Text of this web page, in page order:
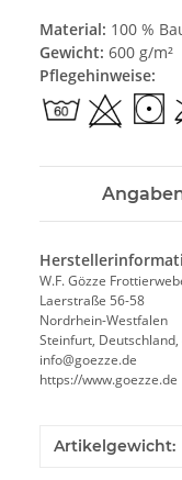
Material: 100 %
Gewicht: 600 g/m²
Pflegehinweise:
W.F. Gözze
Laerstraße 56-58
Nordrhein-Westfalen
Steinfurt, Deutschland,
info@goezze.de
https://www.goezze.de
Artikelgewicht: